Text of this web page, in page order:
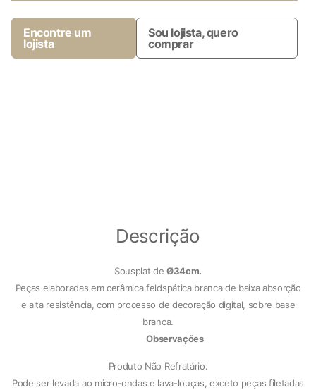
Encontre um
lojista
Sou lojista, quero
comprar
Descrição
Sousplat deØ34cm.
Peças elaboradas em cerâmica feldspática branca de baixa absorção
e alta resistência, com processo de decoração digital, sobre base
branca.
Observações
Produto Não Refratário.
Pode ser levada ao micro-ondas e lava-louças, exceto peças filetadas